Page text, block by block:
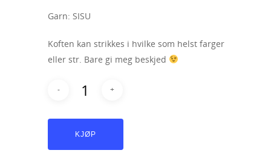
Garn: SISU
Koften kan strikkes i hvilke som helst farger
eller str. Bare gi meg beskjed
KJØP